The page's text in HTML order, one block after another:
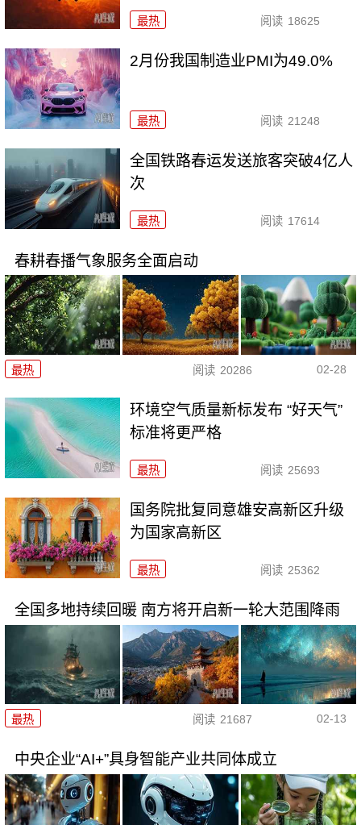
最热 阅读 18625
2月份我国制造业PMI为49.0%
最热 阅读 21248
全国铁路春运发送旅客突破4亿人
次
最热 阅读 17614
春耕春播气象服务全面启动
最热 阅读 20286 02-28
环境空气质量新标发布 “好天气”
标准将更严格
最热 阅读 25693
国务院批复同意雄安高新区升级
为国家高新区
最热 阅读 25362
全国多地持续回暖 南方将开启新一轮大范围降雨
最热 阅读 21687 02-13
中央企业“AI+”具身智能产业共同体成立